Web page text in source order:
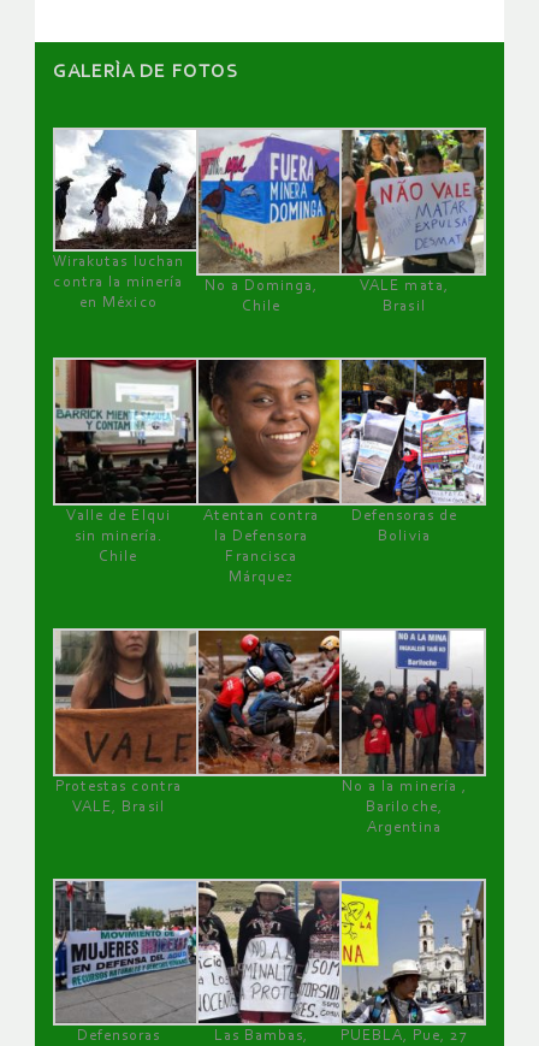
GALERÌA DE FOTOS
Wirakutas luchan
contra la minería
en México
No a Dominga,
Chile
VALE mata,
Brasil
Valle de Elqui
sin minería.
Chile
Atentan contra
la Defensora
Francisca
Márquez
Defensoras de
Bolivia
Protestas contra
VALE, Brasil
No a la minería ,
Bariloche,
Argentina
Defensoras
Las Bambas,
PUEBLA, Pue, 27